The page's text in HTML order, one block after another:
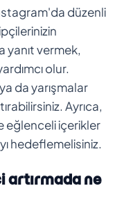
düzenli
yanıt vermek,
olur.
da yarışmalar
Ayrıca,
eğlenceli içerikler
hedeflemelisiniz.
artırmada ne